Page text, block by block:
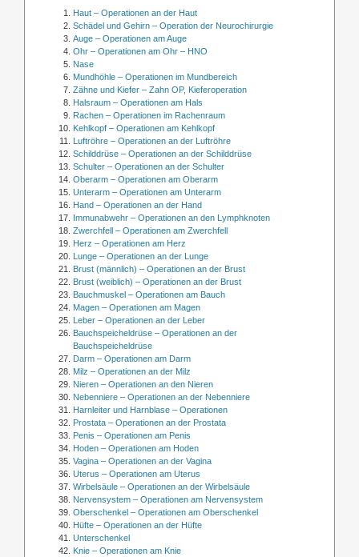
Haut – Operationen an der Haut
Schädel und Gehirn – Operation der Neurochirurgie
Auge – Operationen am Auge
Ohr – Operationen am Ohr – HNO
Nase
Mundhöhle – Operationen im Mundbereich
Zähne und Kiefer – Zahn OP, Kieferoperation
Halsraum – Operationen am Hals
Rachen – Operationen im Rachenraum
Kehlkopf – Operationen am Kehlkopf
Luftröhre – Operationen an der Luftröhre
Schilddrüse – Operationen an der Schilddrüse
Schulter – Operationen an der Schulter
Oberarm – Operationen am Oberarm
Unterarm – Operationen am Unterarm
Hand – Operationen an der Hand
Immunabwehr – Operationen an den Lymphknoten
Zwerchfell – Operationen am Zwerchfell
Herz – Operationen am Herz
Lunge – Operationen an der Lunge
Brust (männlich) – Operationen an der Brust
Brust (weiblich) – Operationen an der Brust
Bauchmuskel – Operationen am Bauch
Magen – Operationen am Magen
Leber – Operationen an der Leber
Bauchspeicheldrüse – Operationen an der
Bauchspeicheldrüse
Darm – Operationen am Darm
Milz – Operationen an der Milz
Nieren – Operationen an den Nieren
Nebenniere – Operationen an der Nebenniere
Harnleiter und Harnblase – Operationen
Prostata – Operationen an der Prostata
Penis – Operationen am Penis
Hoden – Operationen am Hoden
Vagina – Operationen an der Vagina
Uterus – Operationen am Uterus
Wirbelsäule – Operationen an der Wirbelsäule
Nervensystem – Operationen am Nervensystem
Oberschenkel – Operationen am Oberschenkel
Hüfte – Operationen an der Hüfte
Unterschenkel
Knie – Operationen am Knie